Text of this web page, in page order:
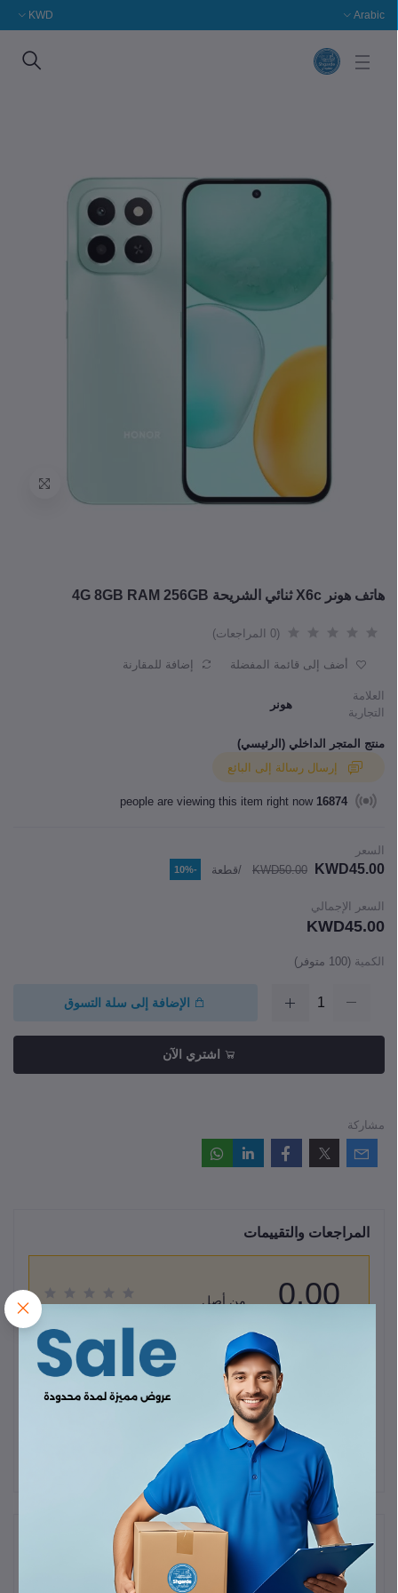
Arabic
KWD
هاتف هونر X6c ثنائي الشريحة 4G 8GB RAM 256GB
(0 المراجعات)
أضف إلى قائمة المفضلة إضافة للمقارنة
العلامة
التجارية
هونر
منتج المتجر الداخلي (الرئيسي)
16874
السعر
KWD45.00
KWD50.00 /قطعة -10%
السعر الإجمالي
KWD45.00
الكمية (
100 متوفر)
الإضافة إلى سلة التسوق
اشتري الآن
مشاركة
المراجعات والتقييمات
0.00
من أصل
قيم هذا المنتج
لا يوجد هناك مراجعات لهذا المنتج حتى الآن.
وصف